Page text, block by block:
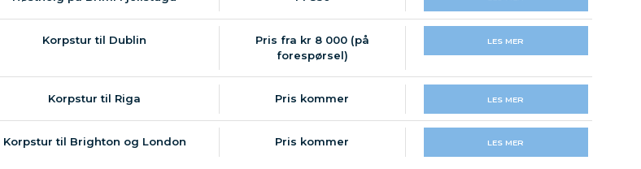
Korpstur til Dublin
Pris fra kr 8 000 (på
forespørsel)
LES MER
Korpstur til Riga Pris kommer LES MER
Korpstur til Brighton og London Pris kommer LES MER